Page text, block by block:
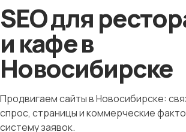
Отзывы
Блог
Глоссарий
История
SEO для
и кафе в
Новосибирске
Продвигаем сайты в Новосибирске:
спрос, страницы и коммерческие
систему заявок.